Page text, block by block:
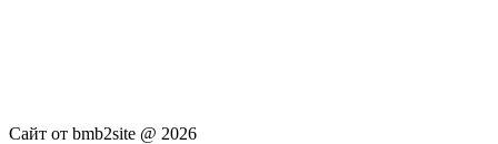
Сайт от bmb2site @ 2026